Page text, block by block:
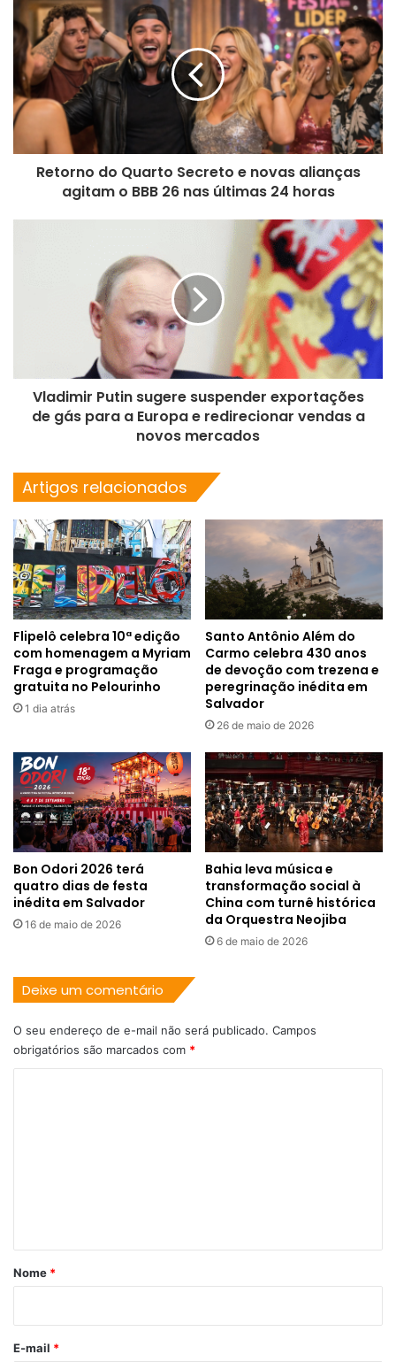
Retorno do Quarto Secreto e novas alianças
agitam o BBB 26 nas últimas 24 horas
Vladimir Putin sugere suspender exportações
de gás para a Europa e redirecionar vendas a
novos mercados
Artigos relacionados
Flipelô celebra 10ª edição
com homenagem a Myriam
Fraga e programação
gratuita no Pelourinho
1 dia atrás
Santo Antônio Além do
Carmo celebra 430 anos
de devoção com trezena e
peregrinação inédita em
Salvador
26 de maio de 2026
Bon Odori 2026 terá
quatro dias de festa
inédita em Salvador
16 de maio de 2026
Bahia leva música e
transformação social à
China com turnê histórica
da Orquestra Neojiba
6 de maio de 2026
Deixe um comentário
O seu endereço de e-mail não será publicado. Campos
obrigatórios são marcados com *
r
*
Nome *
E-mail *